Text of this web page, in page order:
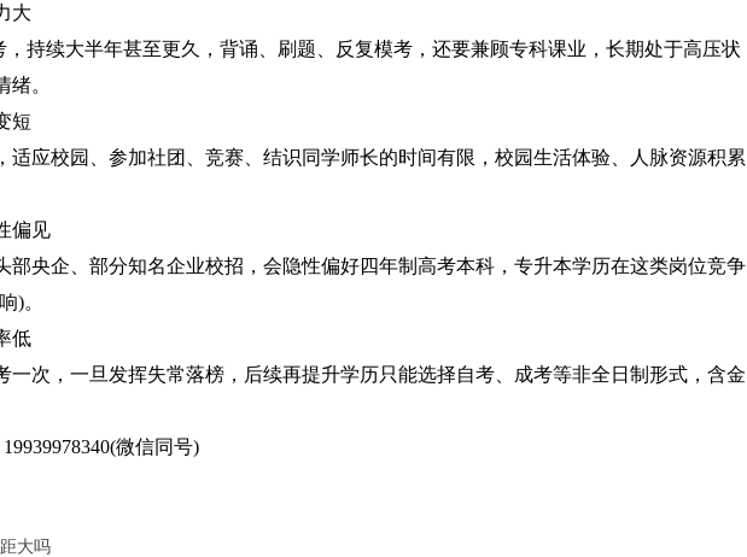
大
续大半年甚至更久，背诵、刷题、反复模考，还要兼顾专科课业，长期处于高压状
。
短
应校园、参加社团、竞赛、结识同学师长的时间有限，校园生活体验、人脉资源积累
偏见
央企、部分知名企业校招，会隐性偏好四年制高考本科，专升本学历在这类岗位竞争
)。
低
次，一旦发挥失常落榜，后续再提升学历只能选择自考、成考等非全日制形式，含金
微信同号)
大吗